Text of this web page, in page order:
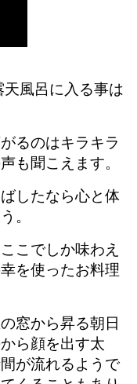
風呂に入る事は
るのはキラキラ
も聞こえます。
したなら心と体
。
こでしか味わえ
を使ったお料理
窓から昇る朝日
ら顔を出す太
が流れるようで